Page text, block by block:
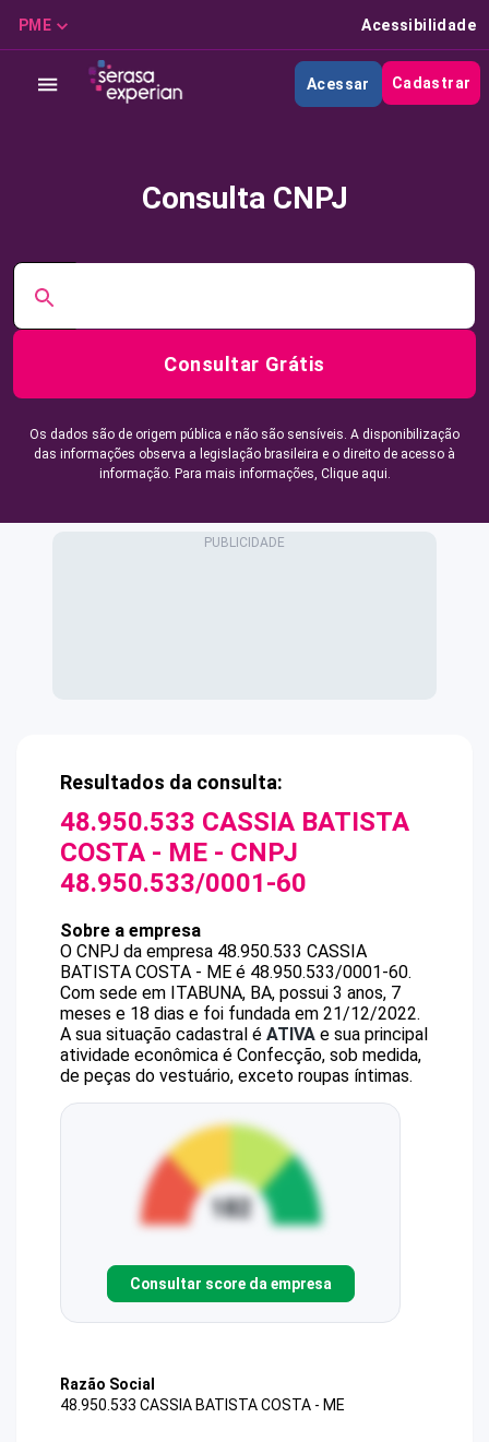
PME Acessibilidade
Acessar Cadastrar
Consulta CNPJ
Consultar Grátis
Os dados são de origem pública e não são sensíveis. A disponibilização
das informações observa a legislação brasileira e o direito de acesso à
informação. Para mais informações, Clique aqui.
Resultados da consulta:
48.950.533 CASSIA BATISTA
COSTA - ME - CNPJ
48.950.533/0001-60
Sobre a empresa
O CNPJ da empresa 48.950.533 CASSIA
BATISTA COSTA - ME é 48.950.533/0001-60.
Com sede em ITABUNA, BA, possui 3 anos, 7
meses e 18 dias e foi fundada em 21/12/2022.
A sua situação cadastral é ATIVA e sua principal
atividade econômica é Confecção, sob medida,
de peças do vestuário, exceto roupas íntimas.
Consultar score da empresa
Razão Social
48.950.533 CASSIA BATISTA COSTA - ME